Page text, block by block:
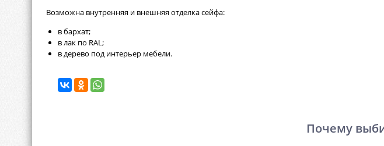
Возможна внутренняя и внешняя отделка сейфа:
в бархат;
в лак по RAL;
в дерево под интерьер мебели.
Почему